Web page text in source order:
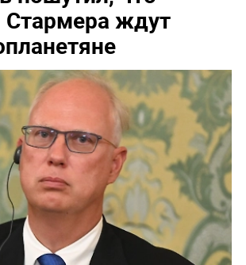
Стармера ждут